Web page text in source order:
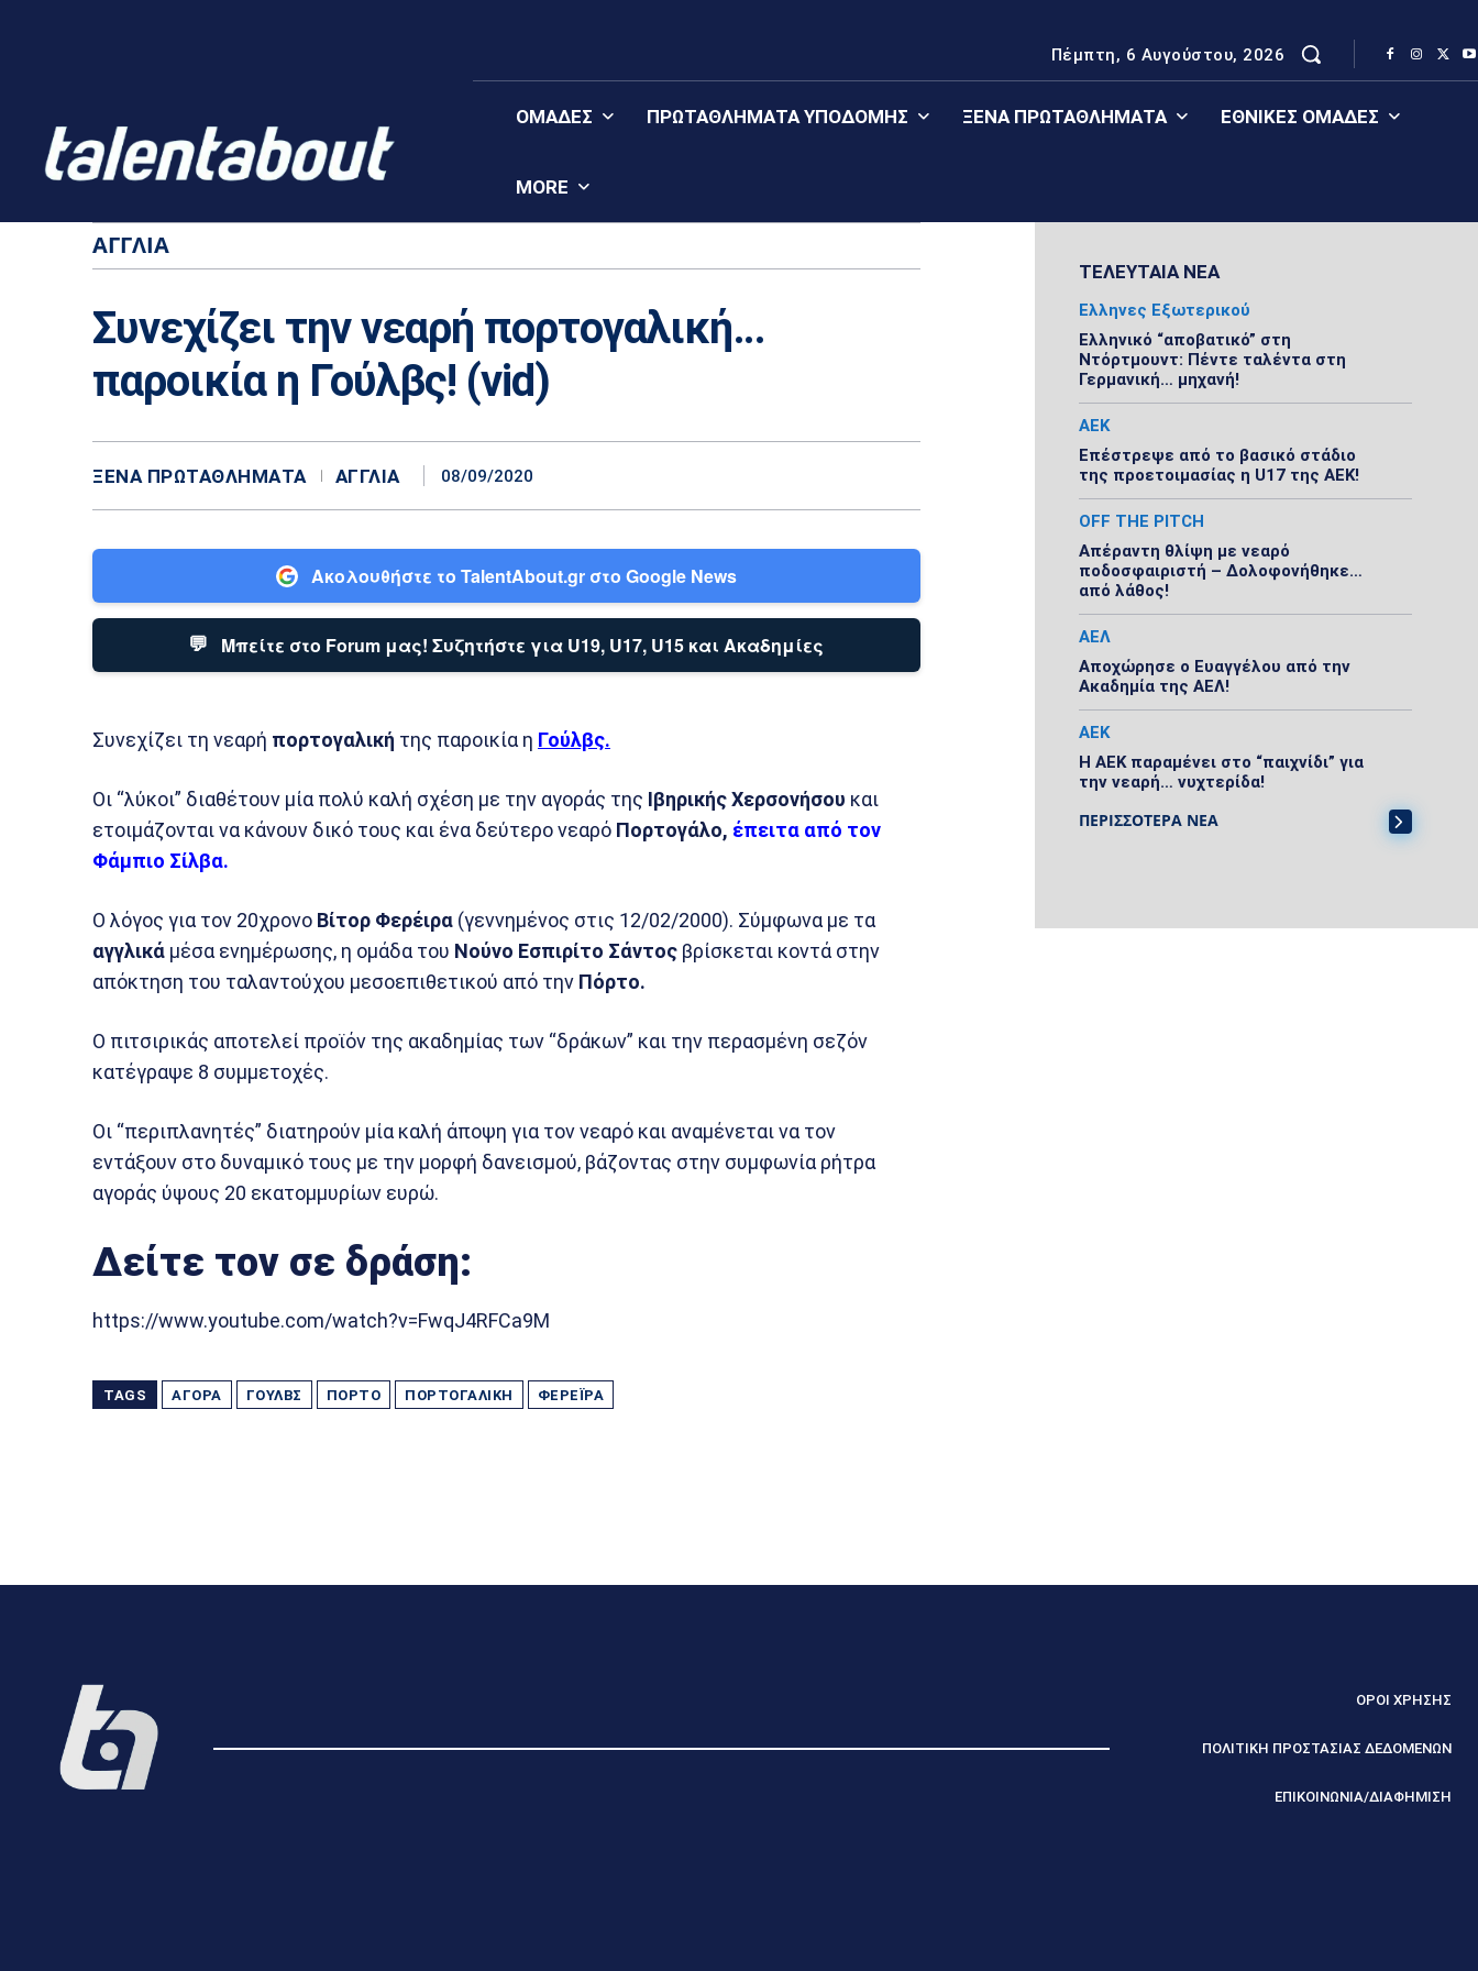
Πέμπτη, 6 Αυγούστου, 2026
ΟΜΆΔΕΣ ΠΡΩΤΑΘΛΉΜΑΤΑ YΠΟΔΟΜΉΣ ΞΈΝΑ ΠΡΩΤΑΘΛΉΜΑΤΑ ΕΘΝΙΚΈΣ ΟΜΆΔΕΣ
MORE
ΑΓΓΛΊΑ
Συνεχίζει την νεαρή πορτογαλική…
παροικία η Γούλβς! (vid)
ΞΈΝΑ ΠΡΩΤΑΘΛΉΜΑΤΑ ΑΓΓΛΊΑ 08/09/2020
Ακολουθήστε το TalentAbout.gr στο Google News
💬 Μπείτε στο Forum μας! Συζητήστε για U19, U17, U15 και Ακαδημίες
Συνεχίζει τη νεαρή πορτογαλική της παροικία η Γούλβς.
Οι “λύκοι” διαθέτουν μία πολύ καλή σχέση με την αγοράς της Ιβηρικής Χερσονήσου και
ετοιμάζονται να κάνουν δικό τους και ένα δεύτερο νεαρό Πορτογάλο, έπειτα από τον
Φάμπιο Σίλβα.
Ο λόγος για τον 20χρονο Βίτορ Φερέιρα (γεννημένος στις 12/02/2000). Σύμφωνα με τα
αγγλικά μέσα ενημέρωσης, η ομάδα του Νούνο Εσπιρίτο Σάντος βρίσκεται κοντά στην
απόκτηση του ταλαντούχου μεσοεπιθετικού από την Πόρτο.
Ο πιτσιρικάς αποτελεί προϊόν της ακαδημίας των “δράκων” και την περασμένη σεζόν
κατέγραψε 8 συμμετοχές.
Οι “περιπλανητές” διατηρούν μία καλή άποψη για τον νεαρό και αναμένεται να τον
εντάξουν στο δυναμικό τους με την μορφή δανεισμού, βάζοντας στην συμφωνία ρήτρα
αγοράς ύψους 20 εκατομμυρίων ευρώ.
Δείτε τον σε δράση:
https://www.youtube.com/watch?v=FwqJ4RFCa9M
TAGS ΑΓΟΡΆ ΓΟΥΛΒΣ ΠΌΡΤΟ ΠΟΡΤΟΓΑΛΙΚΉ ΦΕΡΈΙΡΑ
ΤΕΛΕΥΤΑΙΑ ΝΕΑ
Ελληνες Εξωτερικού
Ελληνικό “αποβατικό” στη
Ντόρτμουντ: Πέντε ταλέντα στη
Γερμανική… μηχανή!
ΑΕΚ
Επέστρεψε από το βασικό στάδιο
της προετοιμασίας η U17 της ΑΕΚ!
OFF THE PITCH
Απέραντη θλίψη με νεαρό
ποδοσφαιριστή – Δολοφονήθηκε…
από λάθος!
ΑΕΛ
Αποχώρησε ο Ευαγγέλου από την
Ακαδημία της ΑΕΛ!
ΑΕΚ
Η ΑΕΚ παραμένει στο “παιχνίδι” για
την νεαρή… νυχτερίδα!
ΠΕΡΙΣΣΟΤΕΡΑ ΝΕΑ
ΟΡΟΙ ΧΡΗΣΗΣ
ΠΟΛΙΤΙΚΗ ΠΡΟΣΤΑΣΙΑΣ ΔΕΔΟΜΕΝΩΝ
ΕΠΙΚΟΙΝΩΝΙΑ/ΔΙΑΦΗΜΙΣΗ